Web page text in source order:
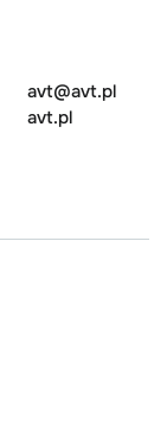
avt@avt.pl
avt.pl